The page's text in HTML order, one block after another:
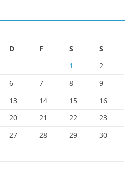
D F S
S
1
2
6 7 8
9
13 14 15
16
20 21 22
23
27 28 29
30